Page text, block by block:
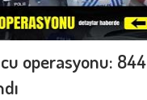
operasyonu: 844